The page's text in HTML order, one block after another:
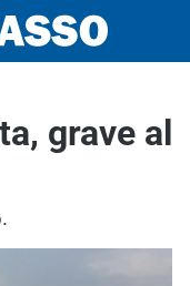
grave al